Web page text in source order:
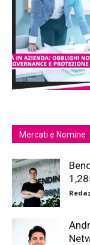
Mercati e Nomine